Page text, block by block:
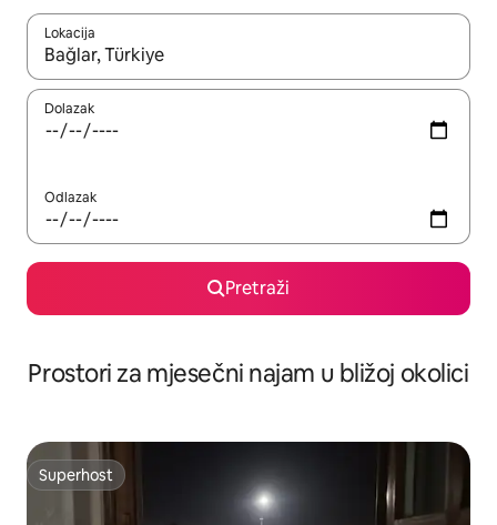
Lokacija
Kada budu dostupni rezultati, moći ćete ih pregledati
Dolazak
Odlazak
Pretraži
Prostori za mjesečni najam u bližoj okolici
Superhost
Superhost